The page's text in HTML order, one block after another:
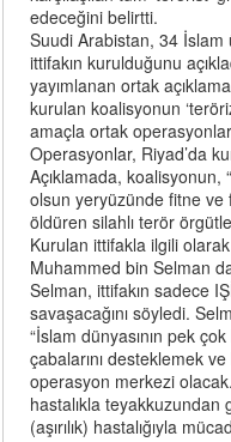
edeceğini belirtti.
Suudi Arabistan, 34
ittifakın kurulduğunu
yayımlanan ortak
kurulan koalisyonun
amaçla ortak
Operasyonlar, Riyad’da
Açıklamada,
olsun yeryüzünde fitne ve
öldüren silahlı terör
Kurulan ittifakla ilgili
Muhammed bin Selman
Selman, ittifakın sadece
savaşacağını söyledi.
“İslam dünyasının pek
çabalarını desteklemek
operasyon merkezi
hastalıkla
(aşırılık) hastalığıyla